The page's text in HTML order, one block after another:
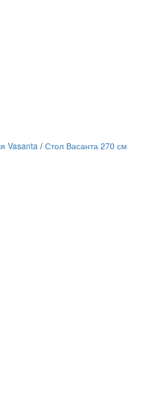
Vasanta / Стол Васанта 270 см